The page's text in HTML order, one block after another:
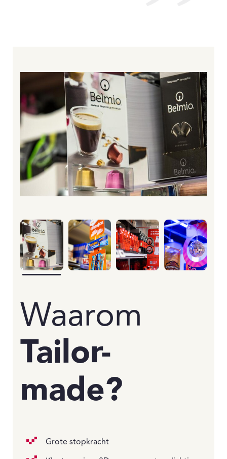
Waarom
Tailor-
made?
Grote stopkracht